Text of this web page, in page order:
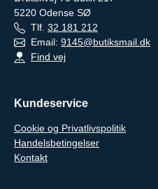
5220 Odense SØ
Tlf. 32 181 212
Email: 9145@butiksmail.dk
Find vej
Kundeservice
Cookie og Privatlivspolitik
Handelsbetingelser
Kontakt